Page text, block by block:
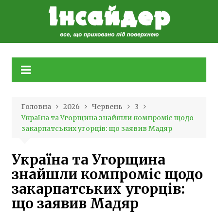
Головна 2026 Червень
3
Україна та Угорщина знайшли компроміс щодо
закарпатських угорців: що заявив Мадяр
Україна та Угорщина
знайшли компроміс щодо
закарпатських угорців:
що заявив Мадяр